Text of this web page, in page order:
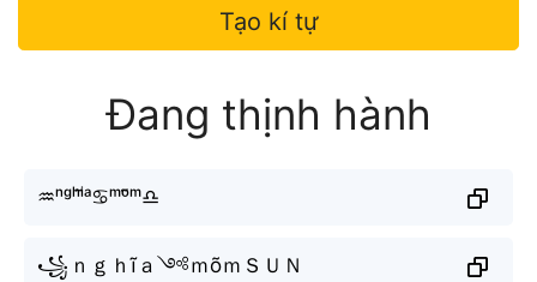
Tạo kí tự
Đang thịnh hành
♒︎ⁿᵍʰⁱ̃ᵃ♋︎ᵐᵒ̃ᵐ♎︎
꧁ｎｇｈĩａ༺ｍõｍＳＵＮ